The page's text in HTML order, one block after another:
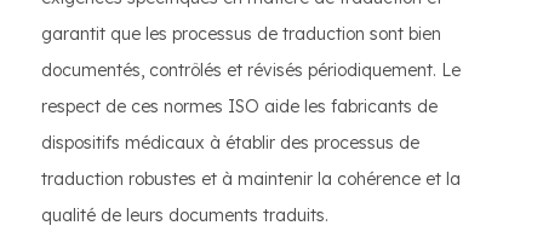
garantit que les processus de traduction sont bien
documentés, contrôlés et révisés périodiquement. Le
respect de ces normes ISO aide les fabricants de
dispositifs médicaux à établir des processus de
traduction robustes et à maintenir la cohérence et la
qualité de leurs documents traduits.